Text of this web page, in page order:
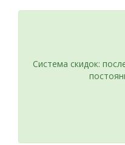
Система скидок: